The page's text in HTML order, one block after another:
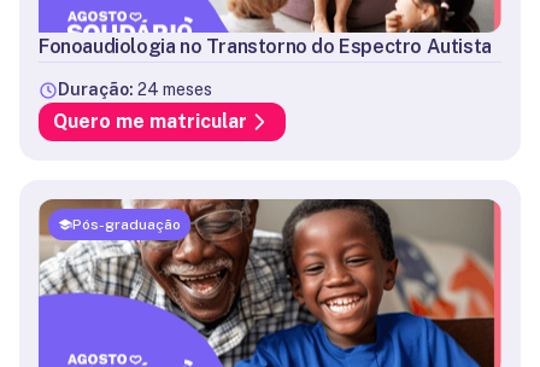
Fonoaudiologia no Transtorno do Espectro Autista
Duração: 24 meses
Quero me matricular
Pós-graduação